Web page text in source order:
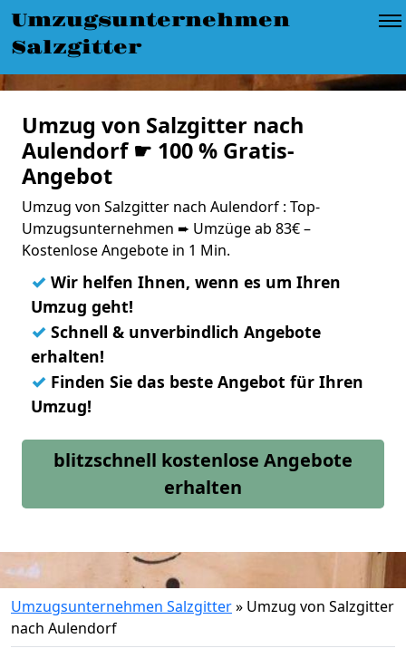
Umzugsunternehmen
Salzgitter
Umzug von Salzgitter nach
Aulendorf ☛ 100 % Gratis-
Angebot
Umzug von Salzgitter nach Aulendorf : Top-
Umzugsunternehmen ➨ Umzüge ab 83€ –
Kostenlose Angebote in 1 Min.
✓ Wir helfen Ihnen, wenn es um Ihren
Umzug geht!
✓ Schnell & unverbindlich Angebote
erhalten!
✓ Finden Sie das beste Angebot für Ihren
Umzug!
blitzschnell kostenlose Angebote
erhalten
Umzugsunternehmen Salzgitter» Umzug von Salzgitter
nach Aulendorf